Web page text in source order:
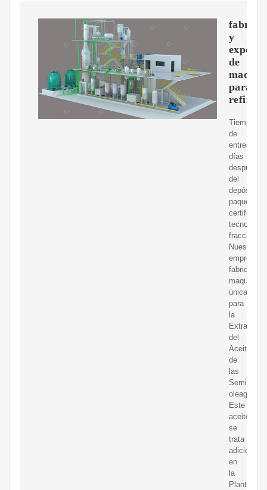
y
de
para
Tiempo
de
entrega:30
días
después
del
depósito;
Nuestra
empresa
fabrica
maquinaria
única
para
la
Extracción
del
Aceite
de
las
Semillas
Este
aceite
se
trata
en
la
Planta